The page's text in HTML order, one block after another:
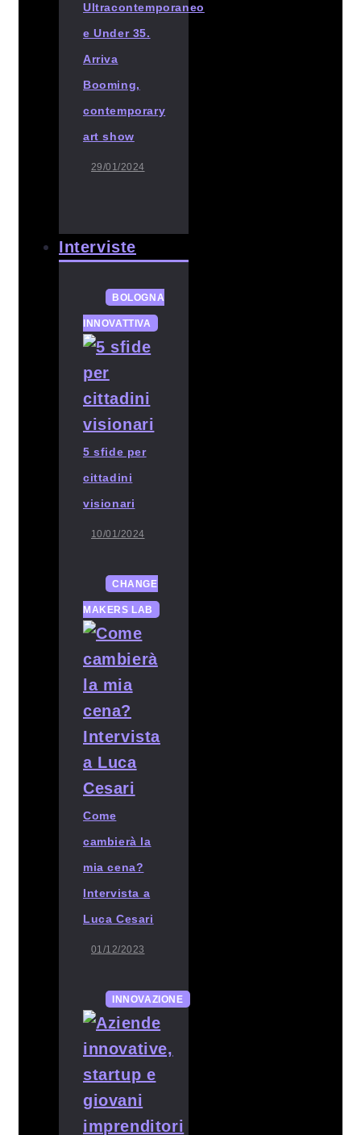
Ultracontemporaneo
e Under 35.
Arriva
Booming,
contemporary
art show
29/01/2024
Interviste
BOLOGNA
INNOVATTIVA
5 sfide per
cittadini
visionari
10/01/2024
CHANGE
MAKERS LAB
Come
cambierà la
mia cena?
Intervista a
Luca Cesari
01/12/2023
INNOVAZIONE